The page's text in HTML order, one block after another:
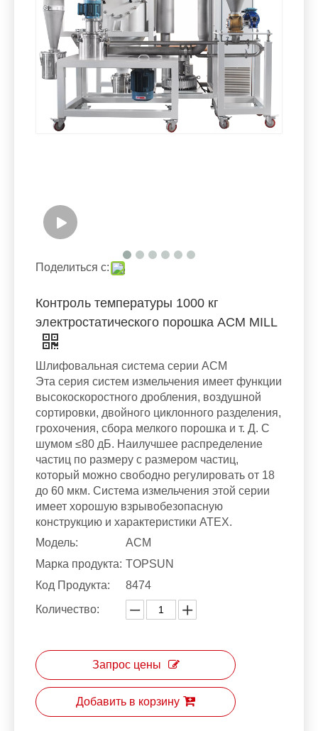
Поделиться с:
Контроль температуры 1000 кг
электростатического порошка ACM MILL
Шлифовальная система серии ACM
Эта серия систем измельчения имеет функции
высокоскоростного дробления, воздушной
сортировки, двойного циклонного разделения,
грохочения, сбора мелкого порошка и т. Д. С
шумом ≤80 дБ. Наилучшее распределение
частиц по размеру с размером частиц,
который можно свободно регулировать от 18
до 60 мкм. Система измельчения этой серии
имеет хорошую взрывобезопасную
конструкцию и характеристики ATEX.
Модель:
ACM
Марка продукта: TOPSUN
Код Продукта:
8474
Количество:
Запрос цены
Добавить в корзину